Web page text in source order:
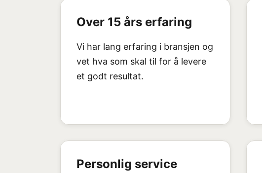
Over 15 års erfaring
Vi har lang erfaring i bransjen og
vet hva som skal til for å levere
et godt resultat.
Personlig service